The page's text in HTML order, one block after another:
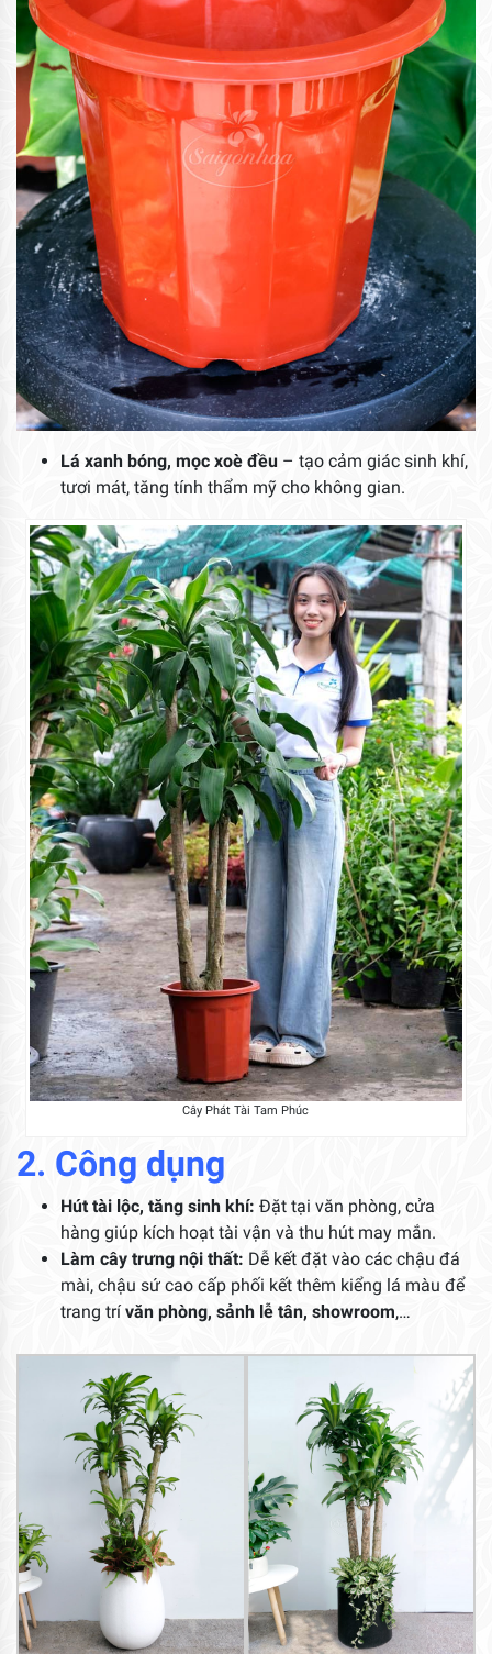
Lá xanh bóng, mọc xoè đều – tạo cảm giác sinh khí,
tươi mát, tăng tính thẩm mỹ cho không gian.
Cây Phát Tài Tam Phúc
2. Công dụng
Hút tài lộc, tăng sinh khí: Đặt tại văn phòng, cửa
hàng giúp kích hoạt tài vận và thu hút may mắn.
Làm cây trưng nội thất: Dễ kết đặt vào các chậu đá
mài, chậu sứ cao cấp phối kết thêm kiểng lá màu để
trang trívăn phòng, sảnh lễ tân, showroom,…